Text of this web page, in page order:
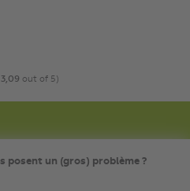
3,09 out of 5)
posent un (gros) problème ?